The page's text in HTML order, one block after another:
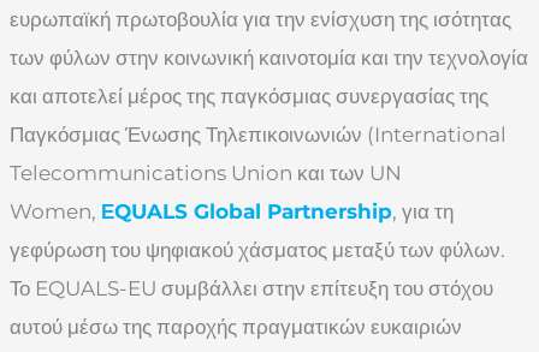
ευρωπαϊκή πρωτοβουλία για την ενίσχυση της ισότητας
των φύλων στην κοινωνική καινοτομία και την τεχνολογία
και αποτελεί μέρος της παγκόσμιας συνεργασίας της
Παγκόσμιας Ένωσης Τηλεπικοινωνιών (International
Telecommunications Union και των UN
Women, ΕQUALS Global Partnership, για τη
γεφύρωση του ψηφιακού χάσματος μεταξύ των φύλων.
Το EQUALS-EU συμβάλλει στην επίτευξη του στόχου
αυτού μέσω της παροχής πραγματικών ευκαιριών